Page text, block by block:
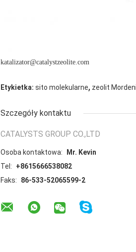
katalizator@catalystzeolite.com
Etykietka: sito molekularne, zeolit
Szczegóły kontaktu
CATALYSTS GROUP CO.,LTD
Osoba kontaktowa:
Mr. Kevin
Tel:
+8615666538082
Faks:
86-533-52065599-2